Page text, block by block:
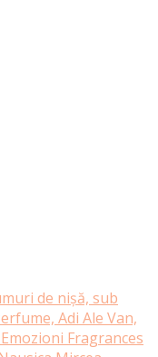
de nișă, sub
Adi Ale Van,
Fragrances